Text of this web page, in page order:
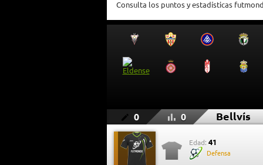
Consulta los puntos y estadísticas
0 0 Bellvís
Edad: 41
Defensa